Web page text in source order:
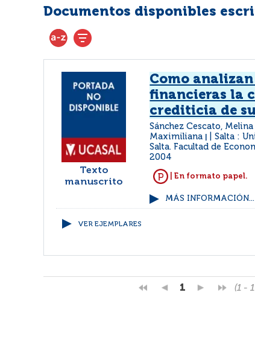
Documentos disponibles
Texto
manuscrito
Como
financieras la
crediticia de
Sánchez Cescato,
Maximiliana
Salta :
Salta. Facultad de
2004
| En formato papel.
MÁS INFORMACIÓN...
VER EJEMPLARES
1 (1 -